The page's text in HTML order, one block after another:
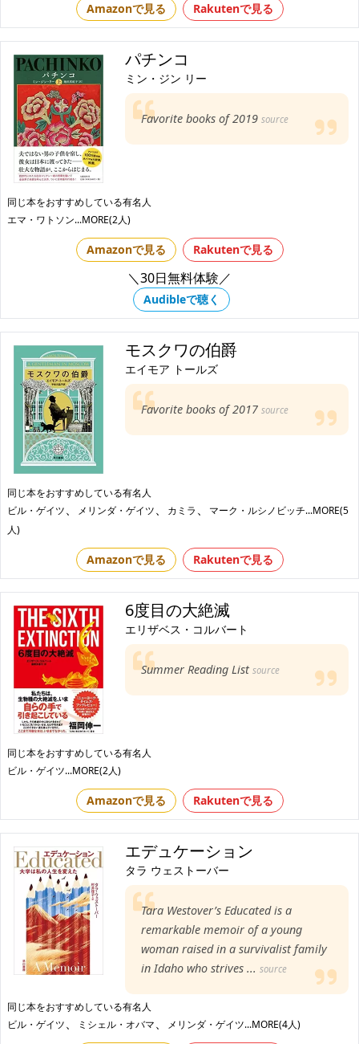
Amazonで見る Rakutenで見る
パチンコ
ミン・ジン リー
Favorite books of 2019source
同じ本をおすすめしている有名人
エマ・ワトソン...MORE(2人)
Amazonで見る Rakutenで見る
＼30日無料体験／
Audibleで聴く
モスクワの伯爵
エイモア トールズ
Favorite books of 2017source
同じ本をおすすめしている有名人
ビル・ゲイツ、 メリンダ・ゲイツ、 カミラ 、 マーク・ルシノビッチ...MORE(5
人)
Amazonで見る Rakutenで見る
6度目の大絶滅
エリザベス・コルバート
Summer Reading Listsource
同じ本をおすすめしている有名人
ビル・ゲイツ...MORE(2人)
Amazonで見る Rakutenで見る
エデュケーション
タラ ウェストーバー
Tara Westover’s Educated is a
remarkable memoir of a young
woman raised in a survivalist family
in Idaho who strives ...source
同じ本をおすすめしている有名人
ビル・ゲイツ、 ミシェル・オバマ、 メリンダ・ゲイツ...MORE(4人)